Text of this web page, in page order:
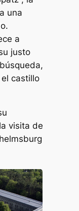
una
a
justo
castillo
visita de